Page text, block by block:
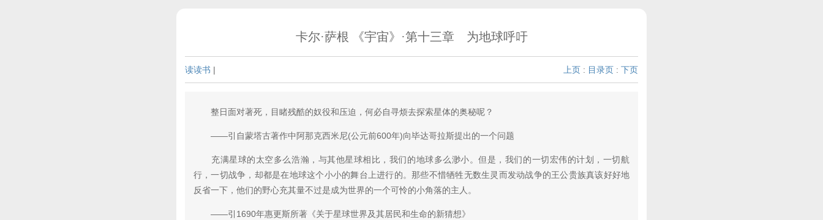
卡尔·萨根 《宇宙》·第十三章 为地球呼吁
读读书 | 上页 : 目录页 : 下页
整日面对著死，目睹残酷的奴役和压迫，何必自寻烦去探索星体的奥秘呢？
——引自蒙塔古著作中阿那克西米尼(公元前600年)向毕达哥拉斯提出的一个问题
充满星球的太空多么浩瀚，与其他星球相比，我们的地球多么渺小。但是，我们的一切宏伟的计划，一切航
行，一切战争，却都是在地球这个小小的舞台上进行的。那些不惜牺牲无数生灵而发动战争的王公贵族真该好好地
反省一下，他们的野心充其量不过是成为世界的一个可怜的小角落的主人。
——引1690年惠更斯所著《关于星球世界及其居民和生命的新猜想》